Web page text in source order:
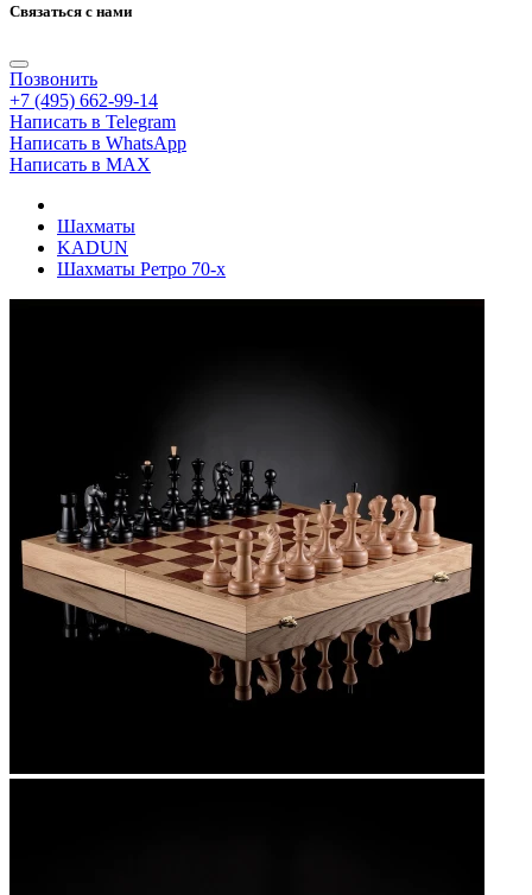
Связаться с нами
Позвонить
+7 (495) 662-99-14
Написать в Telegram
Написать в WhatsApp
Написать в MAX
Шахматы
KADUN
Шахматы Ретро 70-х